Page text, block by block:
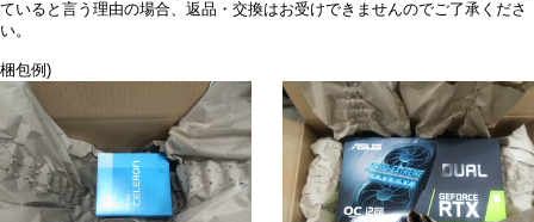
ていると言う理由の場合、返品・交換はお受けできませんのでご了承くださ
い。
梱包例)